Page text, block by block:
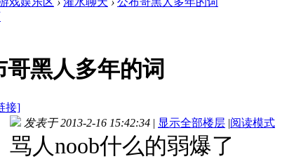
哥黑人多年的词
接]
发表于 2013-2-16 15:42:34 | 显示全部楼层 |阅读模式
骂人noob什么的弱爆了